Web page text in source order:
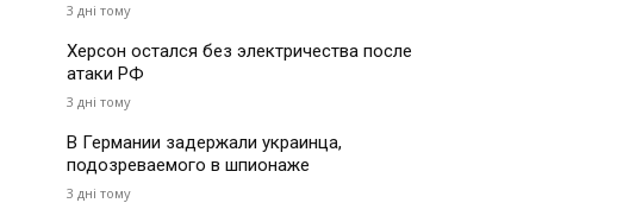
3 дні тому
Херсон остался без электричества после
атаки РФ
3 дні тому
В Германии задержали украинца,
подозреваемого в шпионаже
3 дні тому